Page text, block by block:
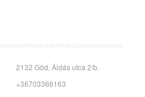
KISSTÓTH PLUSZ KFT.
2132 Göd, Áldás utca 2/b.
+36703366163